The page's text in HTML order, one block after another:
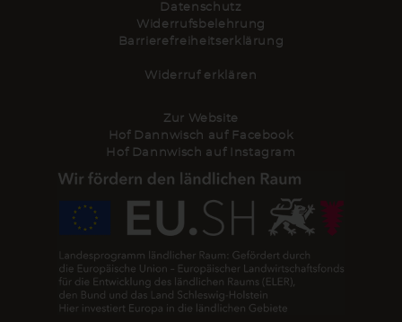
Datenschutz
Widerrufsbelehrung
Barrierefreiheitserklärung
Widerruf erklären
Zur Website
Hof Dannwisch auf Facebook
Hof Dannwisch auf Instagram